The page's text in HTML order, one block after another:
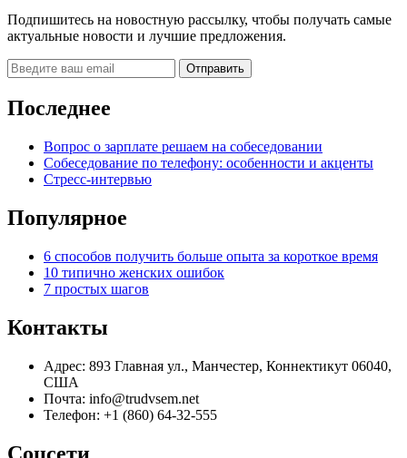
Подпишитесь на новостную рассылку, чтобы получать самые
актуальные новости и лучшие предложения.
Последнее
Вопрос о зарплате решаем на собеседовании
Собеседование по телефону: особенности и акценты
Стресс-интервью
Популярное
6 способов получить больше опыта за короткое время
10 типично женских ошибок
7 простых шагов
Контакты
Адрес: 893 Главная ул., Манчестер, Коннектикут 06040,
США
Почта: info@trudvsem.net
Телефон: +1 (860) 64-32-555
Соцсети